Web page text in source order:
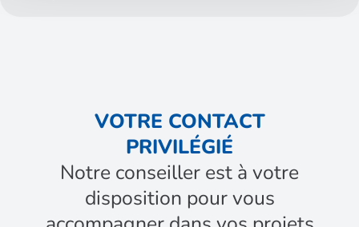
VOTRE CONTACT
PRIVILÉGIÉ
Notre conseiller est à votre
disposition pour vous